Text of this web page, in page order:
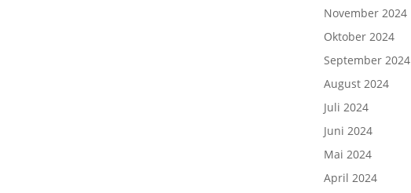
November 2024
Oktober 2024
September 2024
August 2024
Juli 2024
Juni 2024
Mai 2024
April 2024